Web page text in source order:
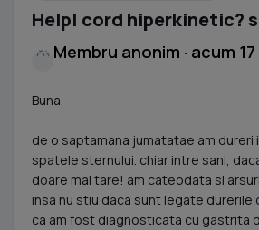
Help! cord hiperkinetic?
Membru anonim · acum
Buna,
de o saptamana jumatatae am dureri
spatele sternului. chiar intre sani,
doare mai tare! am cateodata si
insa nu stiu daca sunt legate durerile
ca am fost diagnosticata cu gastrita